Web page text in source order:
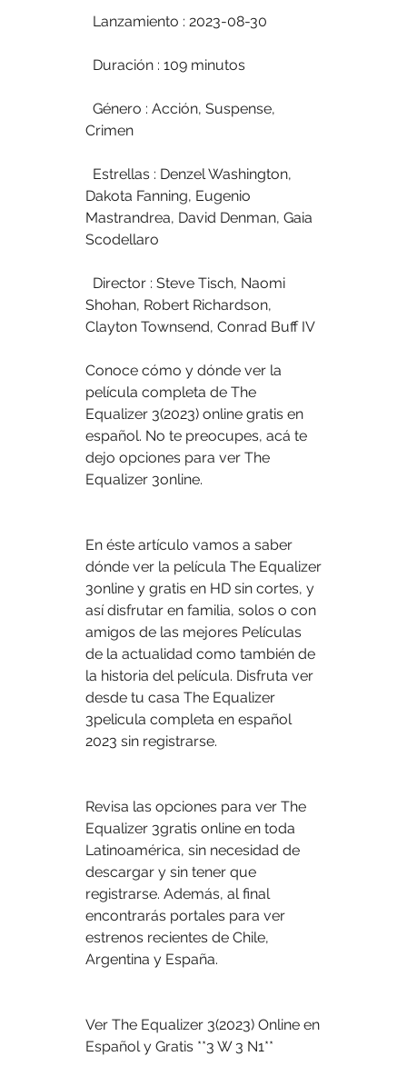
  Lanzamiento : 2023-08-30
  Duración : 109 minutos
Crimen
Dakota Fanning, Eugenio
Mastrandrea, David Denman, Gaia
Scodellaro
Shohan, Robert Richardson,
Clayton Townsend, Conrad Buff IV
Conoce cómo y dónde ver la
película completa de The
Equalizer 3(2023) online gratis en
español. No te preocupes, acá te
dejo opciones para ver The
Equalizer 3online.
En éste artículo vamos a saber
dónde ver la película The Equalizer
3online y gratis en HD sin cortes, y
así disfrutar en familia, solos o con
amigos de las mejores Películas
de la actualidad como también de
la historia del película. Disfruta ver
desde tu casa The Equalizer
3pelicula completa en español
2023 sin registrarse.
Revisa las opciones para ver The
Equalizer 3gratis online en toda
Latinoamérica, sin necesidad de
descargar y sin tener que
registrarse. Además, al final
encontrarás portales para ver
estrenos recientes de Chile,
Argentina y España.
Ver The Equalizer 3(2023) Online en
Español y Gratis **3 W 3 N1**